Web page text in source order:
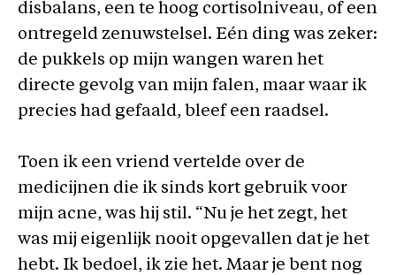
disbalans, een te hoog cortisolniveau, of een
ontregeld zenuwstelsel. Eén ding was zeker:
de pukkels op mijn wangen waren het
directe gevolg van mijn falen, maar waar ik
precies had gefaald, bleef een raadsel.
Toen ik een vriend vertelde over de
medicijnen die ik sinds kort gebruik voor
mijn acne, was hij stil. “Nu je het zegt, het
was mij eigenlijk nooit opgevallen dat je het
hebt. Ik bedoel, ik zie het. Maar je bent nog